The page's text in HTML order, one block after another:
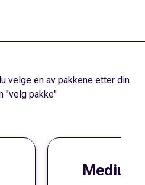
velge en av pakkene etter din
"velg pakke"
Medium